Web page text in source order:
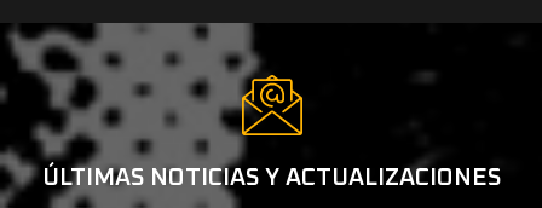
ÚLTIMAS NOTICIAS Y ACTUALIZACIONES